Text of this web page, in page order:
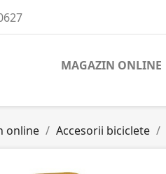
MAGAZIN ONLINE
online Accesorii biciclete